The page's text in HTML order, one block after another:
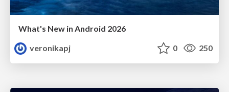
What's New in Android 2026
veronikapj
0 250